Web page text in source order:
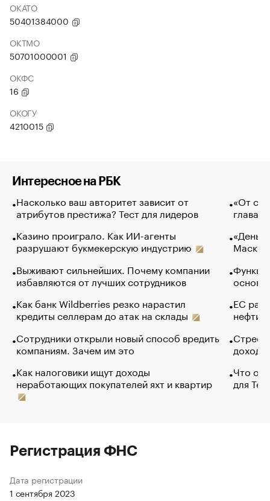
ОКАТО
50401384000
ОКТМО
50701000001
ОКФС
16
ОКОГУ
4210015
Интересное на РБК
Насколько ваш авторитет зависит от
атрибутов престижа? Тест для лидеров
Казино проиграло. Как ИИ-агенты
разрушают букмекерскую индустрию
Выживают сильнейших. Почему компании
избавляются от лучших сотрудников
Как банк Wildberries резко нарастил
кредиты селлерам до атак на склады
Сотрудники открыли новый способ вредить
компаниям. Зачем им это
Как налоговики ищут доходы
неработающих покупателей яхт и квартир
«От
глава
Маск в
основ
ЕС
нефти
Что
для
Регистрация ФНС
Дата регистрации
1 сентября 2023